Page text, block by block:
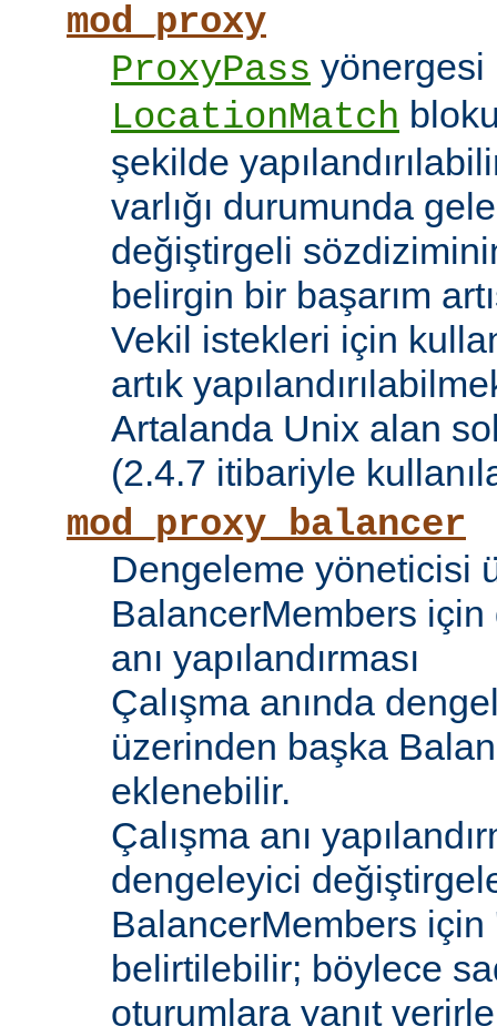
mod_proxy
ProxyPass
LocationMatch
şekilde
varlığı durumunda
değiştirgeli
belirgin bir başarım
Vekil istekleri için
artık
Artalanda Unix alan
(2.4.7 itibariyle
mod_proxy_balancer
Dengeleme yöneticisi
BalancerMembers için
anı yapılandırması
Çalışma anında
üzerinden başka
eklenebilir.
Çalışma anı
dengeleyici
BalancerMembers
belirtilebilir; böylece
oturumlara yanıt